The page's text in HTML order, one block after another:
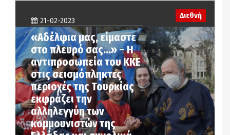
21-02-2023
«Αδέλφια μας, είμαστε
στο πλευρό σας…» – Η
αντιπροσωπεία του ΚΚΕ
στις σεισμόπληκτες
περιοχές της Τουρκίας
εκφράζει την
αλληλεγγύη των
κομμουνιστών της
Διεθνή